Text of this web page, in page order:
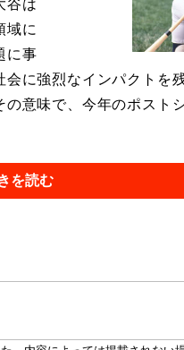
谷は
域に
に事
に強烈なインパクトを
意味で、今年のポスト
を読む